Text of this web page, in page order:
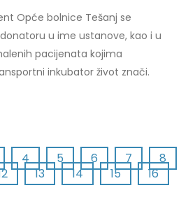
Opće bolnice Tešanj se
u ime ustanove, kao i u
pacijenata kojima
inkubator život znači.
4 5 6 7
8
13 14 15
16